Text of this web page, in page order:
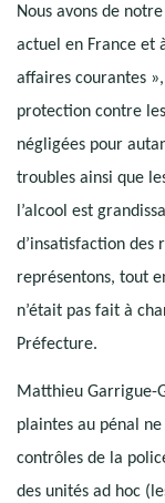
Nous avons de
actuel en France et
affaires courantes
protection contre
négligées pour
troubles ainsi que
l’alcool est
d’insatisfaction des
représentons, tout
n’était pas fait à
Préfecture.
Matthieu Garrigue-
plaintes au pénal
contrôles de la
des unités ad hoc